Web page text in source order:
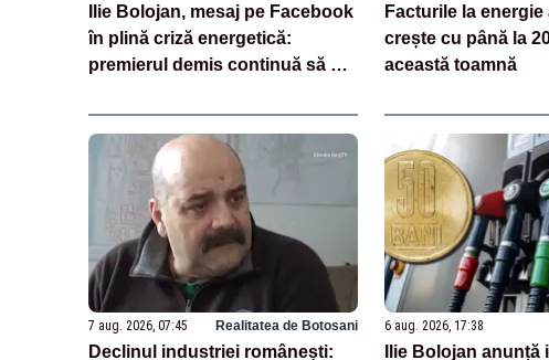
Ilie Bolojan, mesaj pe Facebook
în plină criză energetică:
premierul demis continuă să se
Facturile la energie
crește cu până la
această toamnă
7 aug. 2026, 07:45 Realitatea de Botosani
Declinul industriei românești:
6 aug. 2026, 17:38
Ilie Bolojan anunță